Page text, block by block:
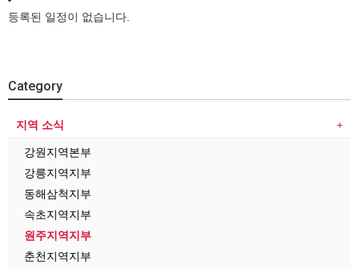
등록된 일정이 없습니다.
Category
지역 소식
강원지역본부
강릉지역지부
동해삼척지부
속초지역지부
원주지역지부
춘천지역지부